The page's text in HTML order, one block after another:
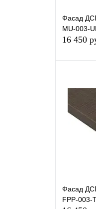
Фасад
MU-003-
16 450
В
Фасад
FPP-003-